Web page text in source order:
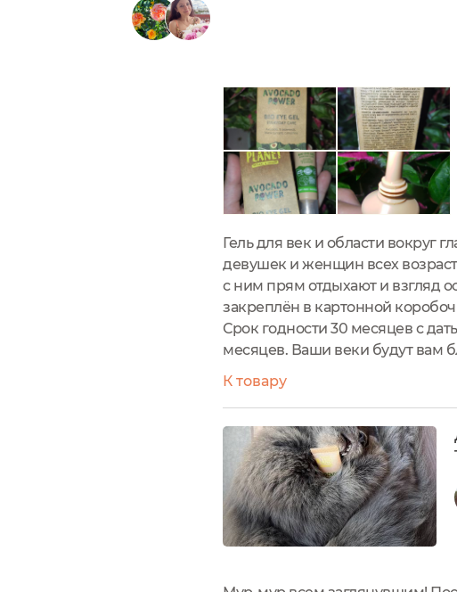
Гель для век и области вокруг
девушек и женщин всех
с ним прям отдыхают и взгляд
закреплён в картонной
Срок годности 30 месяцев с
месяцев. Ваши веки будут вам
К товару